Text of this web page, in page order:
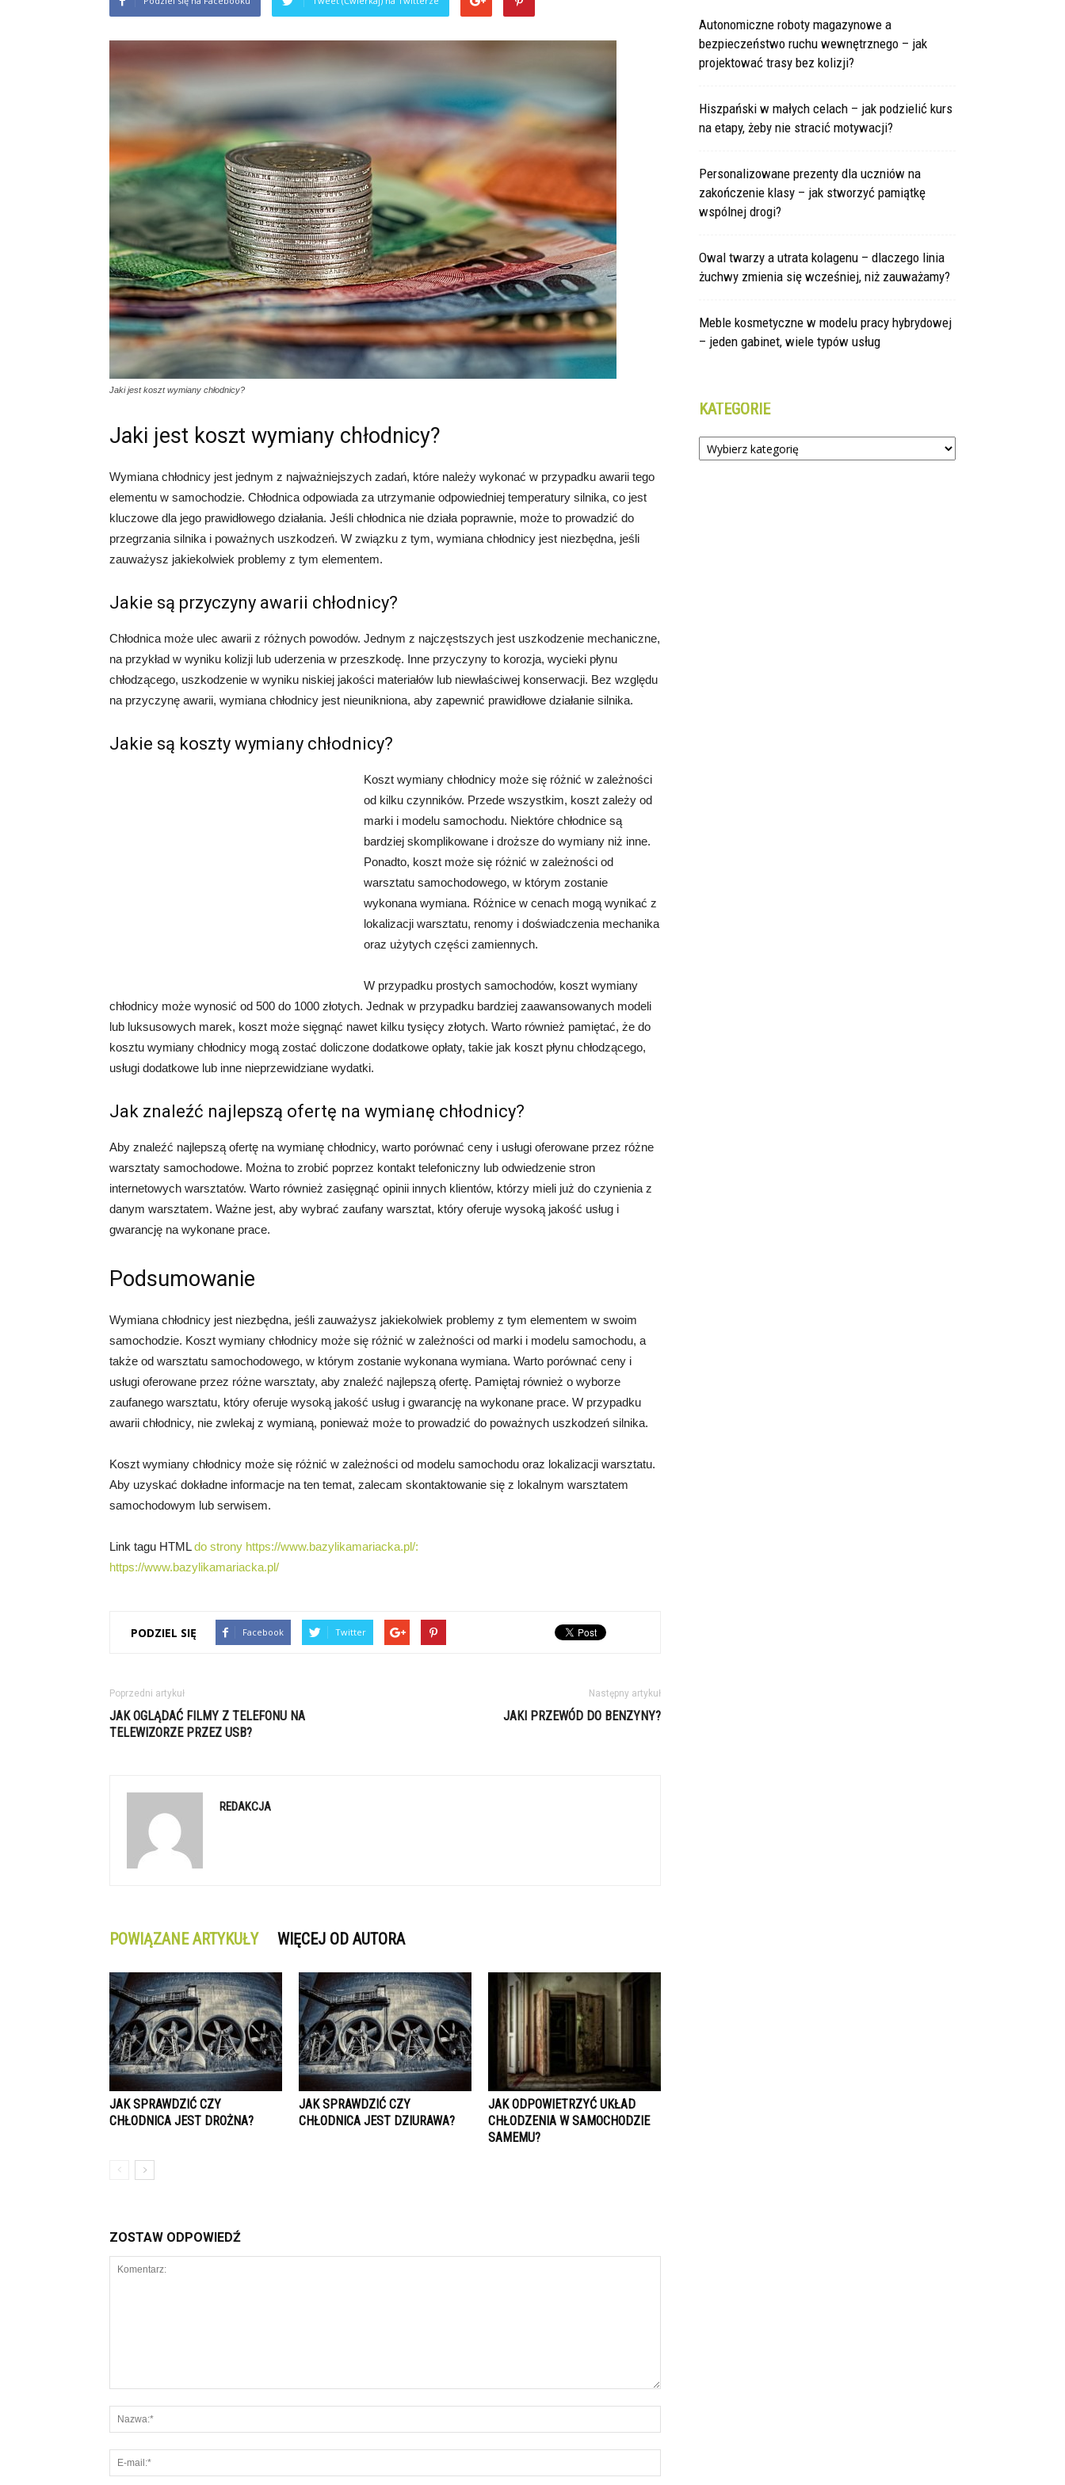
Jaki jest koszt wymiany chłodnicy?
Jaki jest koszt wymiany chłodnicy?
Wymiana chłodnicy jest jednym z najważniejszych zadań, które należy wykonać w przypadku awarii tego
elementu w samochodzie. Chłodnica odpowiada za utrzymanie odpowiedniej temperatury silnika, co jest
kluczowe dla jego prawidłowego działania. Jeśli chłodnica nie działa poprawnie, może to prowadzić do
przegrzania silnika i poważnych uszkodzeń. W związku z tym, wymiana chłodnicy jest niezbędna, jeśli
zauważysz jakiekolwiek problemy z tym elementem.
Jakie są przyczyny awarii chłodnicy?
Chłodnica może ulec awarii z różnych powodów. Jednym z najczęstszych jest uszkodzenie mechaniczne,
na przykład w wyniku kolizji lub uderzenia w przeszkodę. Inne przyczyny to korozja, wycieki płynu
chłodzącego, uszkodzenie w wyniku niskiej jakości materiałów lub niewłaściwej konserwacji. Bez względu
na przyczynę awarii, wymiana chłodnicy jest nieunikniona, aby zapewnić prawidłowe działanie silnika.
Jakie są koszty wymiany chłodnicy?
Koszt wymiany chłodnicy może się różnić w zależności
od kilku czynników. Przede wszystkim, koszt zależy od
marki i modelu samochodu. Niektóre chłodnice są
bardziej skomplikowane i droższe do wymiany niż inne.
Ponadto, koszt może się różnić w zależności od
warsztatu samochodowego, w którym zostanie
wykonana wymiana. Różnice w cenach mogą wynikać z
lokalizacji warsztatu, renomy i doświadczenia mechanika
oraz użytych części zamiennych.
W przypadku prostych samochodów, koszt wymiany
chłodnicy może wynosić od 500 do 1000 złotych. Jednak w przypadku bardziej zaawansowanych modeli
lub luksusowych marek, koszt może sięgnąć nawet kilku tysięcy złotych. Warto również pamiętać, że do
kosztu wymiany chłodnicy mogą zostać doliczone dodatkowe opłaty, takie jak koszt płynu chłodzącego,
usługi dodatkowe lub inne nieprzewidziane wydatki.
Jak znaleźć najlepszą ofertę na wymianę chłodnicy?
Aby znaleźć najlepszą ofertę na wymianę chłodnicy, warto porównać ceny i usługi oferowane przez różne
warsztaty samochodowe. Można to zrobić poprzez kontakt telefoniczny lub odwiedzenie stron
internetowych warsztatów. Warto również zasięgnąć opinii innych klientów, którzy mieli już do czynienia z
danym warsztatem. Ważne jest, aby wybrać zaufany warsztat, który oferuje wysoką jakość usług i
gwarancję na wykonane prace.
Podsumowanie
Wymiana chłodnicy jest niezbędna, jeśli zauważysz jakiekolwiek problemy z tym elementem w swoim
samochodzie. Koszt wymiany chłodnicy może się różnić w zależności od marki i modelu samochodu, a
także od warsztatu samochodowego, w którym zostanie wykonana wymiana. Warto porównać ceny i
usługi oferowane przez różne warsztaty, aby znaleźć najlepszą ofertę. Pamiętaj również o wyborze
zaufanego warsztatu, który oferuje wysoką jakość usług i gwarancję na wykonane prace. W przypadku
awarii chłodnicy, nie zwlekaj z wymianą, ponieważ może to prowadzić do poważnych uszkodzeń silnika.
Koszt wymiany chłodnicy może się różnić w zależności od modelu samochodu oraz lokalizacji warsztatu.
Aby uzyskać dokładne informacje na ten temat, zalecam skontaktowanie się z lokalnym warsztatem
samochodowym lub serwisem.
Link tagu HTMLdo strony https://www.bazylikamariacka.pl/:
https://www.bazylikamariacka.pl/
PODZIEL SIĘ Facebook Twitter
Poprzedni artykuł
JAK OGLĄDAĆ FILMY Z TELEFONU NA
TELEWIZORZE PRZEZ USB?
Następny artykuł
JAKI PRZEWÓD DO BENZYNY?
REDAKCJA
POWIĄZANE ARTYKUŁY WIĘCEJ OD AUTORA
JAK SPRAWDZIĆ CZY
CHŁODNICA JEST DROŻNA?
JAK SPRAWDZIĆ CZY
CHŁODNICA JEST DZIURAWA?
JAK ODPOWIETRZYĆ UKŁAD
CHŁODZENIA W SAMOCHODZIE
SAMEMU?
ZOSTAW ODPOWIEDŹ
Autonomiczne roboty magazynowe a
bezpieczeństwo ruchu wewnętrznego – jak
projektować trasy bez kolizji?
Hiszpański w małych celach – jak podzielić kurs
na etapy, żeby nie stracić motywacji?
Personalizowane prezenty dla uczniów na
zakończenie klasy – jak stworzyć pamiątkę
wspólnej drogi?
Owal twarzy a utrata kolagenu – dlaczego linia
żuchwy zmienia się wcześniej, niż zauważamy?
Meble kosmetyczne w modelu pracy hybrydowej
– jeden gabinet, wiele typów usług
KATEGORIE
Kategorie